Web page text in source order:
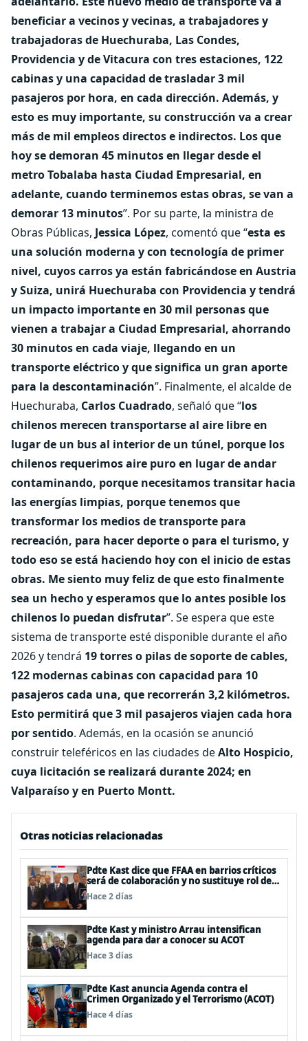
beneficiar a vecinos y vecinas, a trabajadores y
trabajadoras de Huechuraba, Las Condes,
Providencia y de Vitacura con tres estaciones, 122
cabinas y una capacidad de trasladar 3 mil
pasajeros por hora, en cada dirección. Además, y
esto es muy importante, su construcción va a crear
más de mil empleos directos e indirectos. Los que
hoy se demoran 45 minutos en llegar desde el
metro Tobalaba hasta Ciudad Empresarial, en
adelante, cuando terminemos estas obras, se van a
demorar 13 minutos”. Por su parte, la ministra de
Obras Públicas, Jessica López, comentó que “esta es
una solución moderna y con tecnología de primer
nivel, cuyos carros ya están fabricándose en Austria
y Suiza, unirá Huechuraba con Providencia y tendrá
un impacto importante en 30 mil personas que
vienen a trabajar a Ciudad Empresarial, ahorrando
30 minutos en cada viaje, llegando en un
transporte eléctrico y que significa un gran aporte
para la descontaminación”. Finalmente, el alcalde de
Huechuraba, Carlos Cuadrado, señaló que “los
chilenos merecen transportarse al aire libre en
lugar de un bus al interior de un túnel, porque los
chilenos requerimos aire puro en lugar de andar
contaminando, porque necesitamos transitar hacia
las energías limpias, porque tenemos que
transformar los medios de transporte para
recreación, para hacer deporte o para el turismo, y
todo eso se está haciendo hoy con el inicio de estas
obras. Me siento muy feliz de que esto finalmente
sea un hecho y esperamos que lo antes posible los
chilenos lo puedan disfrutar”. Se espera que este
sistema de transporte esté disponible durante el año
2026 y tendrá 19 torres o pilas de soporte de cables,
122 modernas cabinas con capacidad para 10
pasajeros cada una, que recorrerán 3,2 kilómetros.
Esto permitirá que 3 mil pasajeros viajen cada hora
por sentido. Además, en la ocasión se anunció
construir teleféricos en las ciudades deAlto Hospicio,
cuya licitación se realizará durante 2024; en
Valparaíso y en Puerto Montt.
Otras noticias relacionadas
Pdte Kast dice que FFAA en barrios críticos
será de colaboración y no sustituye rol de
policías en control del orden público
Hace 2 días
Pdte Kast y ministro Arrau intensifican
agenda para dar a conocer su ACOT
Hace 3 días
Pdte Kast anuncia Agenda contra el
Crimen Organizado y el Terrorismo (ACOT)
Hace 4 días